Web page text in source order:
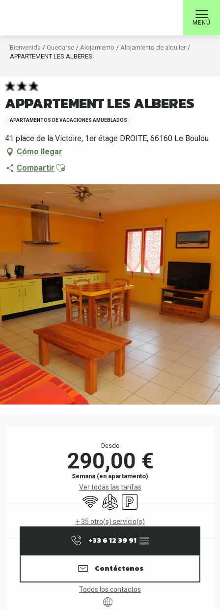
MENÚ
Bienvenida Quedarse Alojamiento
Alojamiento de alquiler
APPARTEMENT LES ALBERES
APPARTEMENT LES ALBERES
APARTAMENTOS DE VACACIONES AMUEBLADOS
41 place de la Victoire, 1er étage DROITE, 66160 Le Boulou
Cómo llegar
Compartir Ajouter aux favoris
Desde
290,00 €
Semana (en apartamento)
Ver todas las tarifas
Wifi Aire Acondicionado
Aparcamiento
+ 35 otro(s) servicio(s)
+33 6 12 39 91 ▒▒
Contáctenos
Todos los contactos